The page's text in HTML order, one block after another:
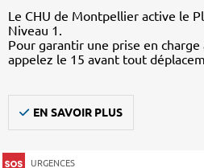
Le CHU de Montpellier active le
Niveau 1.
Pour garantir une prise en charge
appelez le 15 avant tout
EN SAVOIR PLUS
URGENCES